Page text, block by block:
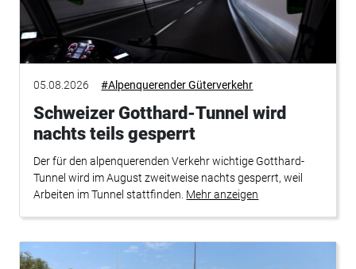
05.08.2026 #Alpenquerender Güterverkehr
Schweizer Gotthard-Tunnel wird
nachts teils gesperrt
Der für den alpenquerenden Verkehr wichtige Gotthard-
Tunnel wird im August zweitweise nachts gesperrt, weil
Arbeiten im Tunnel stattfinden. Mehr anzeigen